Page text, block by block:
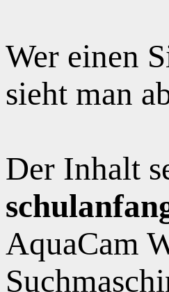
Wer einen
sieht man
Der Inhalt
AquaCam